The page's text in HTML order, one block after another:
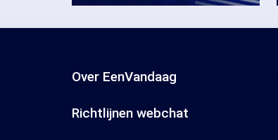
Over EenVandaag
Richtlijnen webchat